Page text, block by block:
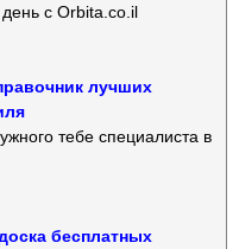
с Orbita.co.il
лучших
тебе специалиста в
бесплатных